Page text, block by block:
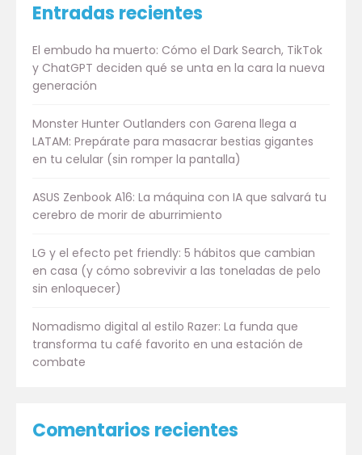
Entradas recientes
El embudo ha muerto: Cómo el Dark Search, TikTok
y ChatGPT deciden qué se unta en la cara la nueva
generación
Monster Hunter Outlanders con Garena llega a
LATAM: Prepárate para masacrar bestias gigantes
en tu celular (sin romper la pantalla)
ASUS Zenbook A16: La máquina con IA que salvará tu
cerebro de morir de aburrimiento
LG y el efecto pet friendly: 5 hábitos que cambian
en casa (y cómo sobrevivir a las toneladas de pelo
sin enloquecer)
Nomadismo digital al estilo Razer: La funda que
transforma tu café favorito en una estación de
combate
Comentarios recientes